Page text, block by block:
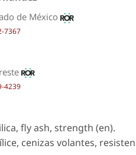
de México
7367
4239
fly ash, strength (en).
cenizas volantes,